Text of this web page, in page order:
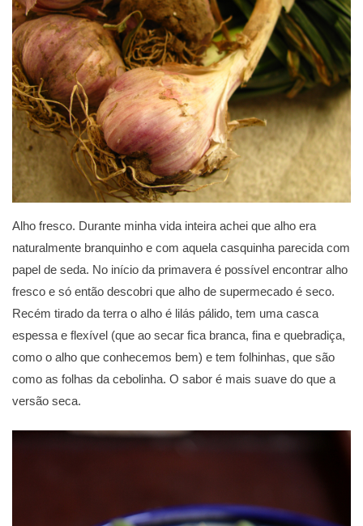
Alho fresco. Durante minha vida inteira achei que alho era
naturalmente branquinho e com aquela casquinha parecida com
papel de seda. No início da primavera é possível encontrar alho
fresco e só então descobri que alho de supermecado é seco.
Recém tirado da terra o alho é lilás pálido, tem uma casca
espessa e flexível (que ao secar fica branca, fina e quebradiça,
como o alho que conhecemos bem) e tem folhinhas, que são
como as folhas da cebolinha. O sabor é mais suave do que a
versão seca.